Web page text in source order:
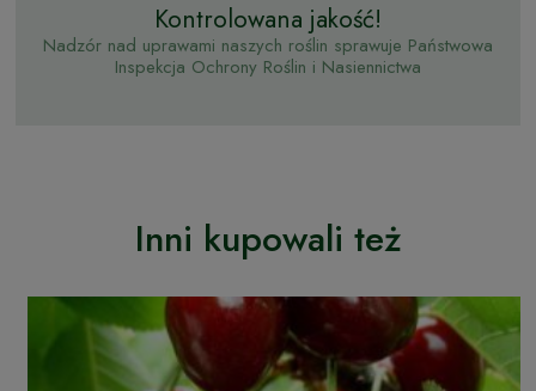
Kontrolowana jakość!
Nadzór nad uprawami naszych roślin sprawuje Państwowa
Inspekcja Ochrony Roślin i Nasiennictwa
Inni kupowali też